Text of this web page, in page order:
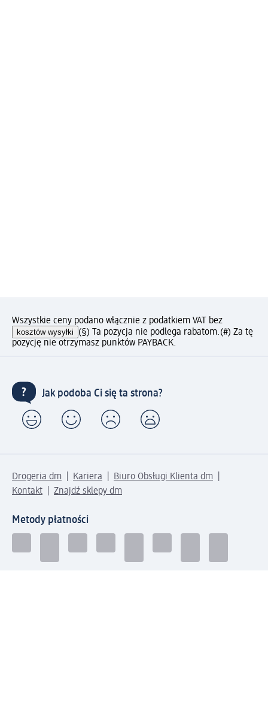
Wszystkie ceny podano włącznie z podatkiem VAT bez
kosztów wysyłki (§) Ta pozycja nie podlega rabatom.(#) Za tę
pozycję nie otrzymasz punktów PAYBACK.
Jak podoba Ci się ta strona?
Drogeria dm Kariera
Biuro Obsługi Klienta dm
Kontakt
Znajdź sklepy dm
Metody płatności